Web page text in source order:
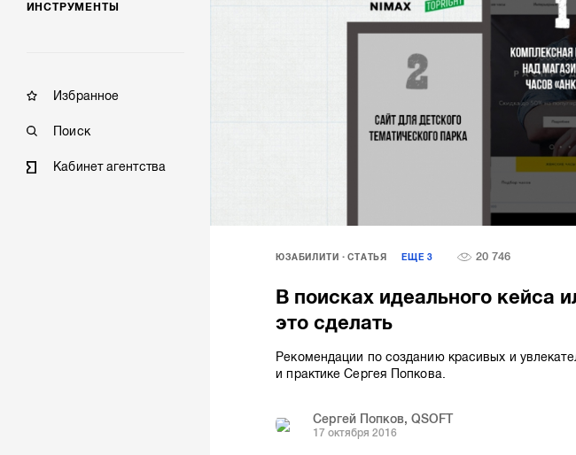
ИНСТРУМЕНТЫ
Избранное
Поиск
Кабинет агентства
МОБИЛЬНАЯ РАЗРАБОТКА ЮЗАБИЛИТИ
ЮЗАБИЛИТИ СТАТЬЯ ЕЩЕ3 20 746
В поисках идеального кейса
это сделать
Рекомендации по созданию красивых и
и практике Сергея Попкова.
Сергей Попков, QSOFT
17 октября 2016